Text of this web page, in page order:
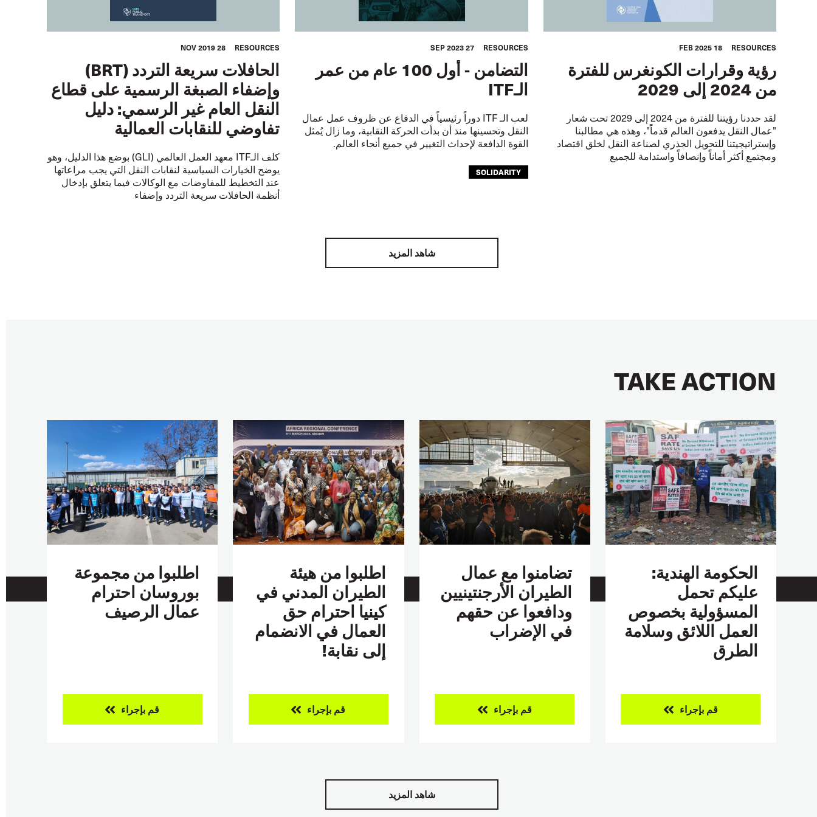
RESOURCES
18 FEB 2025
رؤية وقرارات الكونغرس للفترة
من 2024 إلى 2029
لقد حددنا رؤيتنا للفترة من 2024 إلى 2029 تحت شعار
"عمال النقل يدفعون العالم قدماًً"، وهذه هي مطالبنا
وإستراتيجيتنا للتحويل الجذري لصناعة النقل لخلق اقتصاد
ومجتمع أكثر أماناًً وإنصافاًً واستدامة للجميع
RESOURCES
27 SEP 2023
التضامن - أول 100 عام من عمر
الـITF
لعب الـ ITF دوراً رئيسياً في الدفاع عن ظروف عمل عمال
النقل وتحسينها منذ أن بدأت الحركة النقابية، وما زال يُمثل
القوة الدافعة لإحداث التغيير في جميع أنحاء العالم.
SOLIDARITY
RESOURCES
28 NOV 2019
الحافلات سريعة التردد (BRT)
وإضفاء الصبغة الرسمية على قطاع
النقل العام غير الرسمي: دليل
تفاوضي للنقابات العمالية
كلف الـITF معهد العمل العالمي (GLI) بوضع هذا الدليل، وهو
يوضح الخيارات السياسية لنقابات النقل التي يجب مراعاتها
عند التخطيط للمفاوضات مع الوكالات فيما يتعلق بإدخال
أنظمة الحافلات سريعة التردد وإضفاء
شاهد المزيد
TAKE ACTION
الحكومة الهندية:
عليكم تحمل
المسؤولية بخصوص
العمل اللائق وسلامة
الطرق
قم بإجراء
تضامنوا مع عمال
الطيران الأرجنتينيين
ودافعوا عن حقهم
في الإضراب
قم بإجراء
اطلبوا من هيئة
الطيران المدني في
كينيا احترام حق
العمال في الانضمام
إلى نقابة!
قم بإجراء
اطلبوا من مجموعة
بوروسان احترام
عمال الرصيف
قم بإجراء
شاهد المزيد